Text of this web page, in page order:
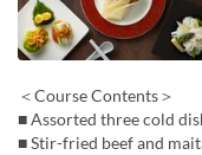
＜Course Contents＞
■ Assorted three cold
■ Stir-fried beef and